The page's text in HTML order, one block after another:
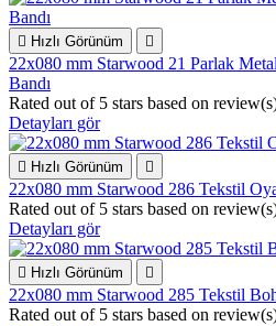
 Hızlı Görünüm 
22x080 mm Starwood 21 Parlak
Bandı
Rated out of 5 stars based on
Detayları gör
 Hızlı Görünüm 
22x080 mm Starwood 286 Tekstil
Rated out of 5 stars based on
Detayları gör
 Hızlı Görünüm 
22x080 mm Starwood 285 Tekstil
Rated out of 5 stars based on